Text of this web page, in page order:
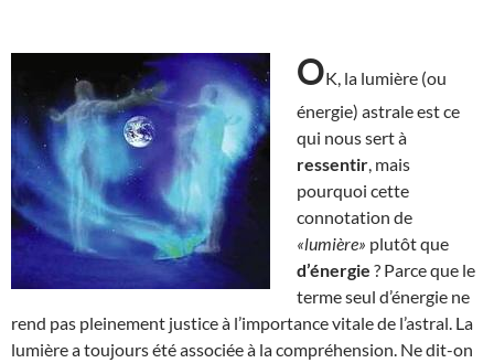
OK, la lumière (ou
énergie) astrale est ce
qui nous sert à
ressentir , mais
pourquoi cette
connotation de
«lumière» plutôt que
d’énergie ? Parce que le
terme seul d’énergie ne
rend pas pleinement justice à l’importance vitale de l’astral. La
lumière a toujours été associée à la compréhension. Ne dit-on